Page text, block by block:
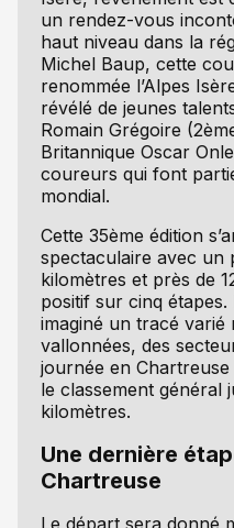
un rendez-vous
haut niveau dans la
Michel Baup, cette
renommée l’Alpes
révélé de jeunes
Romain Grégoire
Britannique Oscar
coureurs qui font
mondial.
Cette 35ème édition
spectaculaire avec un
kilomètres et près de
positif sur cinq
imaginé un tracé varié
vallonnées, des
journée en
le classement général
kilomètres.
Une dernière
Chartreuse
Le départ sera donné